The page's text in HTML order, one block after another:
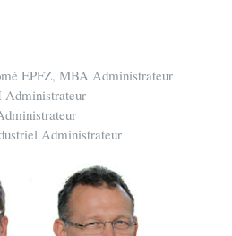
EPFZ, MBA Administrateur
Administrateur
Administrateur